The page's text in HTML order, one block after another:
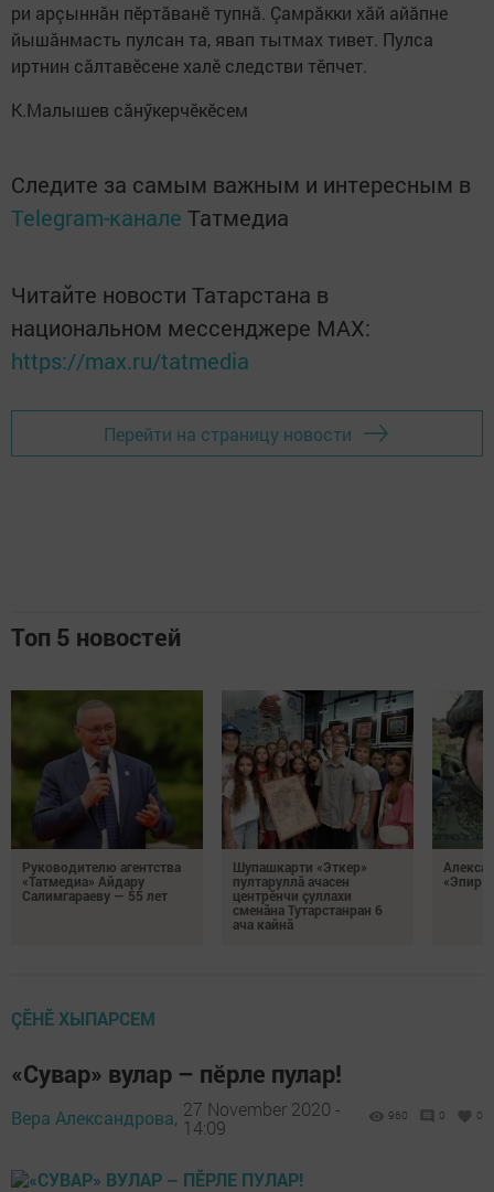
ри арçыннăн пӗртăванӗ тупнă. Çамрăкки хăй айăпне
йышăнмасть пулсан та, явап тытмах тивет. Пулса
иртнин сăлтавӗсене халӗ следстви тӗпчет.
К.Малышев сӑнӳкерчӗкӗсем
Следите за самым важным и интересным в
Telegram-канале Татмедиа
Читайте новости Татарстана в
национальном мессенджере MАХ:
https://max.ru/tatmedia
Перейти на страницу новости
Топ 5 новостей
Руководителю агентства
«Татмедиа» Айдару
Салимгараеву — 55 лет
Шупашкарти «Эткер»
пултаруллă ачасен
центрӗнчи çуллахи
сменăна Тутарстанран 6
ача кайнă
«Эпир
ÇӖНӖ ХЫПАРСЕМ
«Сувар» вулар – пӗрле пулар!
Вера Александрова, 27 November 2020 -
14:09
960 0 0